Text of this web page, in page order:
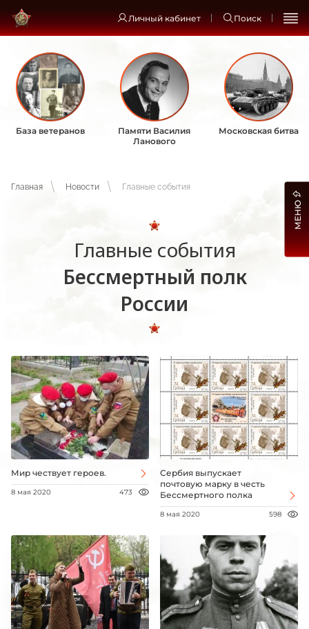
Личный кабинет Поиск
База ветеранов
Памяти Василия
Ланового
Московская битва
Главная Новости Главные события
Главные события
Бессмертный полк
России
Мир чествует героев.
8 мая 2020 473
Сербия выпускает
почтовую марку в честь
Бессмертного полка
8 мая 2020 598
МЕНЮ